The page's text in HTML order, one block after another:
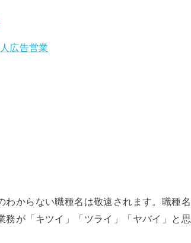
広告営業
からない職種名は敬遠されます。職種名
務が「キツイ」「ツライ」「ヤバイ」と思